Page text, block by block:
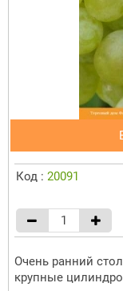
Код : 20091
Очень ранний
крупные